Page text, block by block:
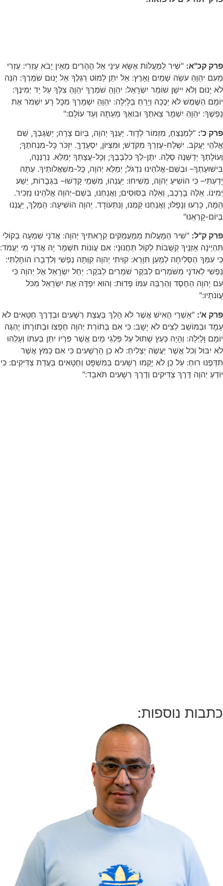
פרק קכ"א: "שִׁיר לַמַּעֲלוֹת אֶשָּׂא עֵינַי אֶל הֶהָרִים מֵאַיִן יָבֹא עֶזְרִי: עֶזְרִי
מֵעִם יהֵוָהֵ עֹשֵׂה שָׁמַיִם וָאָרֶץ: אַל יִתֵּן לַמּוֹט רַגְלֶךָ אַל יָנוּם שֹׁמְרֶךָ: הִנֵּה
לֹא יָנוּם וְלֹא יִישָׁן שׁוֹמֵר יִשְׂרָאֵל: יהֵוָהֵ שֹׁמְרֶךָ יהֵוָהֵ צִלְּךָ עַל יַד יְמִינֶךָ:
יוֹמָם הַשֶּׁמֶשׁ לֹא יַכֶּכָּה וְיָרֵחַ בַּלָּיְלָה: יהֵוָהֵ יִשְׁמָרְךָ מִכָּל רָע יִשְׁמֹר אֶת
נַפְשֶׁךָ: יהֵוָהֵ יִשְׁמָר צֵאתְךָ וּבוֹאֶךָ מֵעַתָּה וְעַד עוֹלָם:"
פרק כ': "לַמְנַצֵּחַ, מִזְמוֹר לְדָוִד. יַעַנְךָ יְהוָה, בְּיוֹם צָרָה; יְשַׂגֶּבְךָ, שֵׁם
אֱלֹהֵי יַעֲקֹב. יִשְׁלַח-עֶזְרְךָ מִקֹּדֶשׁ; וּמִצִּיּוֹן, יִסְעָדֶךָּ. יִזְכֹּר כָּל-מִנְחֹתֶךָ;
וְעוֹלָתְךָ יְדַשְּׁנֶה סֶלָה. יִתֶּן-לְךָ כִלְבָבֶךָ; וְכָל-עֲצָתְךָ יְמַלֵּא. נְרַנְּנָה,
בִּישׁוּעָתֶךָ– וּבְשֵׁם-אֱלֹהֵינוּ נִדְגֹּל; יְמַלֵּא יְהוָה, כָּל-מִשְׁאֲלוֹתֶיךָ. עַתָּה
יָדַעְתִּי– כִּי הוֹשִׁיעַ יְהוָה, מְשִׁיחוֹ: יַעֲנֵהוּ, מִשְּׁמֵי קָדְשׁוֹ– בִּגְבֻרוֹת, יֵשַׁע
יְמִינוֹ. אֵלֶּה בָרֶכֶב, וְאֵלֶּה בַסּוּסִים; וַאֲנַחְנוּ, בְּשֵׁם-יְהוָה אֱלֹהֵינוּ נַזְכִּיר.
הֵמָּה, כָּרְעוּ וְנָפָלוּ; וַאֲנַחְנוּ קַּמְנוּ, וַנִּתְעוֹדָד. יְהוָה הוֹשִׁיעָה: הַמֶּלֶךְ, יַעֲנֵנוּ
בְיוֹם-קָרְאֵנוּ"
פרק ק"ל: "שִׁיר הַמַּעֲלוֹת מִמַּעֲמַקִּים קְרָאתִיךָ יְהוָה: אֲדֹנָי שִׁמְעָה בְקוֹלִי
תִּהְיֶינָה אָזְנֶיךָ קַשֻּׁבוֹת לְקוֹל תַּחֲנוּנָי: אִם עֲוֹנוֹת תִּשְׁמָר יָהּ אֲדֹנָי מִי יַעֲמֹד:
כִּי עִמְּךָ הַסְּלִיחָה לְמַעַן תִּוָּרֵא: קִוִּיתִי יְהוָה קִוְּתָה נַפְשִׁי וְלִדְבָרוֹ הוֹחָלְתִּי:
נַפְשִׁי לַאדֹנָי מִשֹּׁמְרִים לַבֹּקֶר שֹׁמְרִים לַבֹּקֶר: יַחֵל יִשְׂרָאֵל אֶל יְהוָה כִּי
עִם יְהוָה הַחֶסֶד וְהַרְבֵּה עִמּוֹ פְדוּת: וְהוּא יִפְדֶּה אֶת יִשְׂרָאֵל מִכֹּל
עֲוֹנֹתָיו:"
פרק א': "אַשְׁרֵי הָאִישׁ אֲשֶׁר לֹא הָלַךְ בַּעֲצַת רְשָׁעִים וּבְדֶרֶךְ חַטָּאִים לֹא
עָמָד וּבְמוֹשַׁב לֵצִים לֹא יָשָׁב: כִּי אִם בְּתוֹרַת יְהוָה חֶפְצוֹ וּבְתוֹרָתוֹ יֶהְגֶּה
יוֹמָם וָלָיְלָה: וְהָיָה כְּעֵץ שָׁתוּל עַל פַּלְגֵי מָיִם אֲשֶׁר פִּרְיוֹ יִתֵּן בְּעִתּוֹ וְעָלֵהוּ
לֹא יִבּוֹל וְכֹל אֲשֶׁר יַעֲשֶׂה יַצְלִיחַ: לֹא כֵן הָרְשָׁעִים כִּי אִם כַּמֹּץ אֲשֶׁר
תִּדְּפֶנּוּ רוּחַ: עַל כֵּן לֹא יָקֻמוּ רְשָׁעִים בַּמִּשְׁפָּט וְחַטָּאִים בַּעֲדַת צַדִּיקִים: כִּי
יוֹדֵעַ יְהוָה דֶּרֶךְ צַדִּיקִים וְדֶרֶךְ רְשָׁעִים תֹּאבֵד:"
כתבות נוספות: